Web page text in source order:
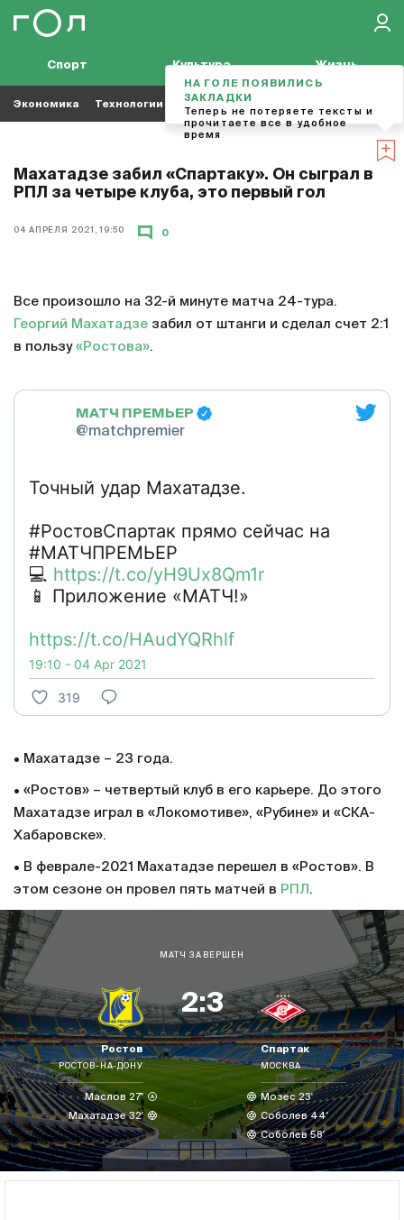
Спорт Культура Жизнь
Экономика Технологии Кино Футбол
Махатадзе забил «Спартаку». Он сыграл в
РПЛ за четыре клуба, это первый гол
04 АПРЕЛЯ 2021, 19:50 0
Все произошло на 32-й минуте матча 24-тура.
Георгий Махатадзе забил от штанги и сделал счет 2:1
в пользу «Ростова».
МАТЧ ПРЕМЬЕР
@matchpremier
Точный удар Махатадзе.
#РостовСпартак прямо сейчас на
#МАТЧПРЕМЬЕР
💻 https://t.co/yH9Ux8Qm1r
📱 Приложение «МАТЧ!»
https://t.co/HAudYQRhlf
19:10 - 04 Apr 2021
319
• Махатадзе – 23 года.
• «Ростов» – четвертый клуб в его карьере. До этого
Махатадзе играл в «Локомотиве», «Рубине» и «СКА-
Хабаровске».
• В феврале-2021 Махатадзе перешел в «Ростов». В
этом сезоне он провел пять матчей в РПЛ .
МАТЧ ЗАВЕРШЕН
Ростов
РОСТОВ-НА-ДОНУ
Маслов 27'
Махатадзе 32'
2:3
Спартак
МОСКВА
Мозес 23'
Соболев 44'
Соболев 58'
НА ГОЛЕ ПОЯВИЛИСЬ
ЗАКЛАДКИ
Теперь не потеряете тексты и
прочитаете все в удобное
время